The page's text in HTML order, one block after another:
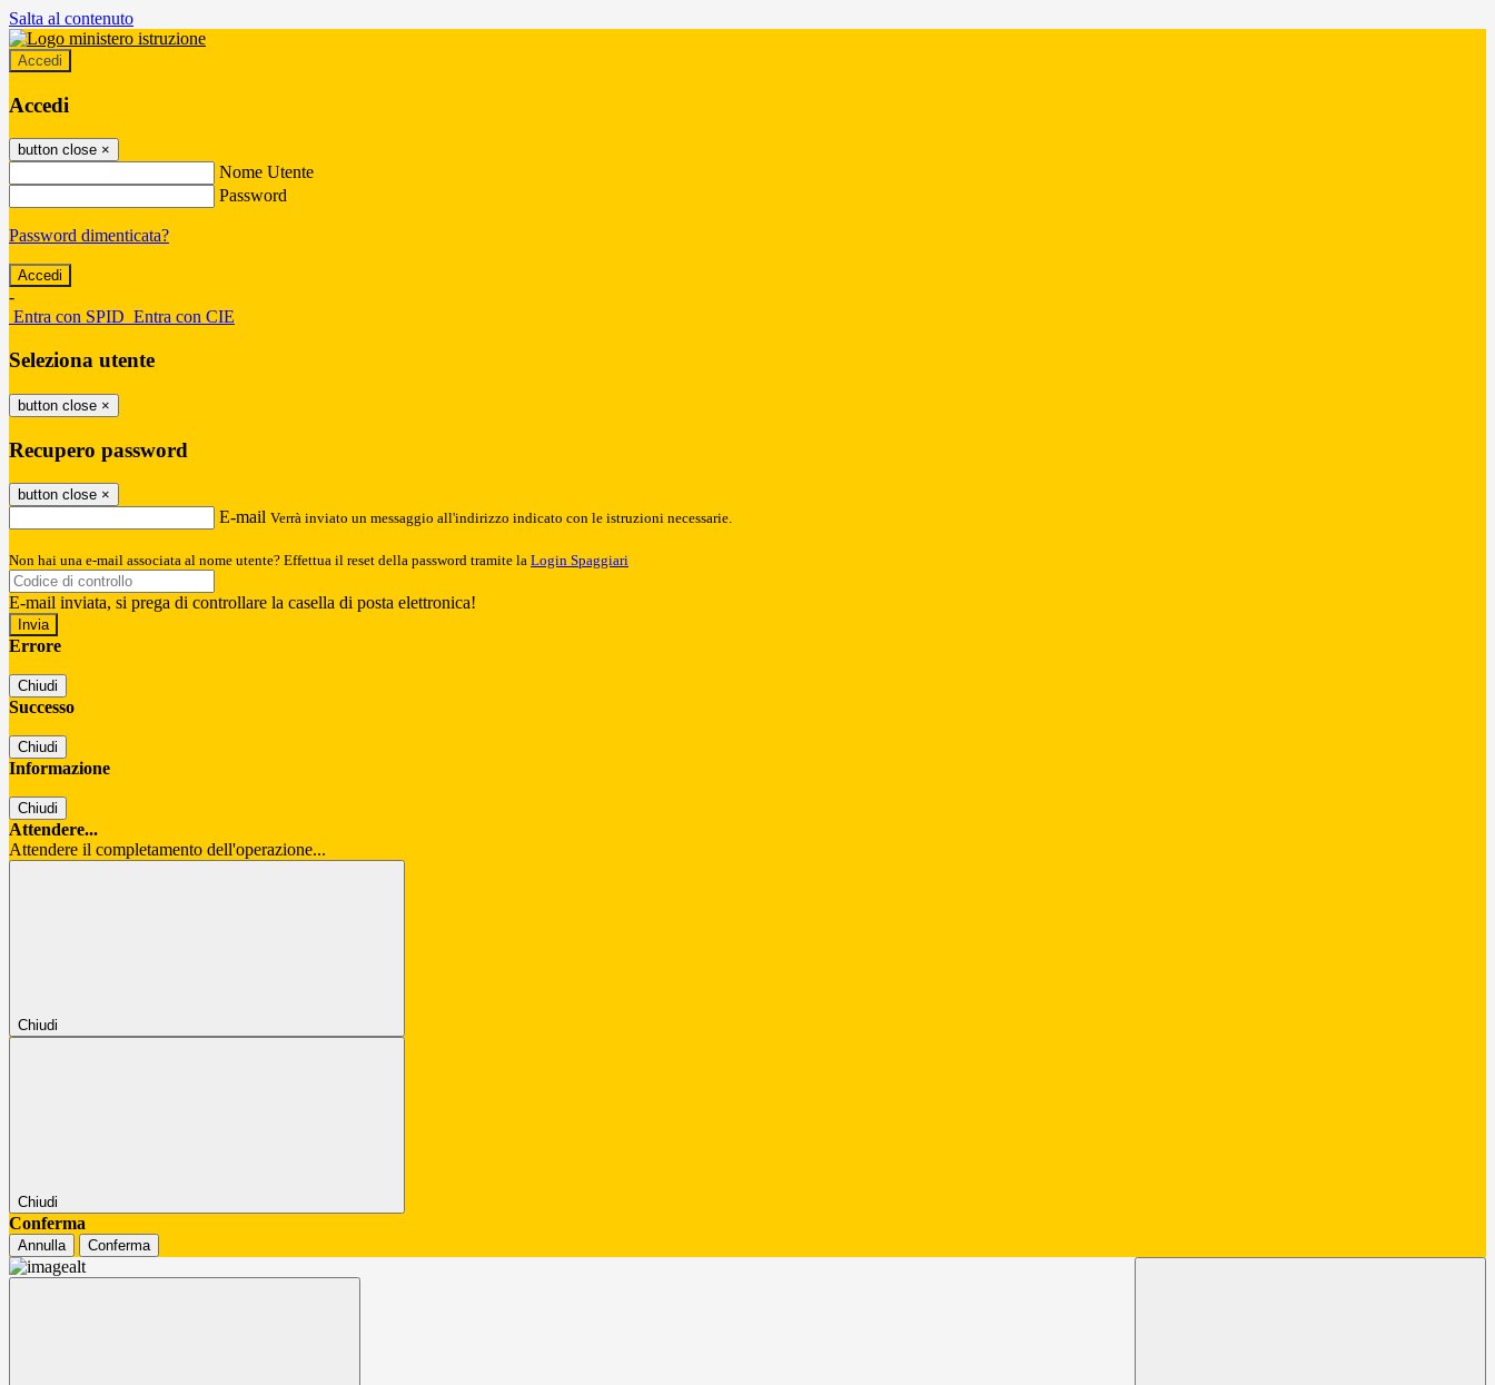
Salta al contenuto
Accedi
Accedi
button close ×
Nome Utente
Password
Password dimenticata?
-
Entra con SPID Entra con CIE
Seleziona utente
button close ×
Recupero password
button close ×
E-mail Verrà inviato un messaggio all'indirizzo indicato con le istruzioni necessarie.
Non hai una e-mail associata al nome utente? Effettua il reset della password tramite la Login Spaggiari
E-mail inviata, si prega di controllare la casella di posta elettronica!
Errore
Chiudi
Successo
Chiudi
Informazione
Chiudi
Attendere...
Attendere il completamento dell'operazione...
Chiudi
Chiudi
Conferma
Annulla Conferma